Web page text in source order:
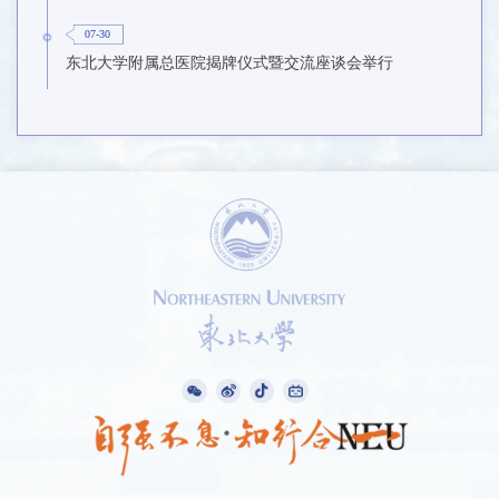
07-30
东北大学附属总医院揭牌仪式暨交流座谈会举行